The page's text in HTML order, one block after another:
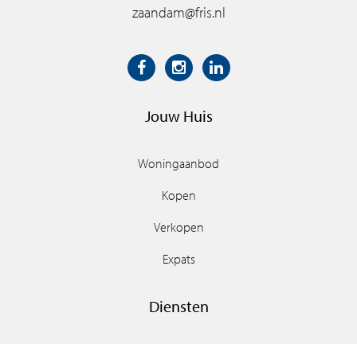
zaandam@fris.nl
Jouw Huis
Woningaanbod
Kopen
Verkopen
Expats
Diensten